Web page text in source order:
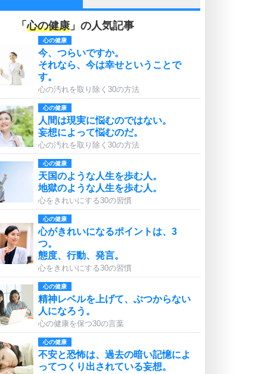
「心の健康」の人気記事
心の健康
今、つらいですか。
それなら、今は幸せということで
す。
心の汚れを取り除く30の方法
心の健康
人間は現実に悩むのではない。
妄想によって悩むのだ。
心の汚れを取り除く30の方法
心の健康
天国のような人生を歩む人。
地獄のような人生を歩む人。
心をきれいにする30の習慣
心の健康
心がきれいになるポイントは、3
つ。
態度、行動、発言。
心をきれいにする30の習慣
心の健康
精神レベルを上げて、ぶつからない
人になろう。
心の健康を保つ30の言葉
心の健康
不安と恐怖は、過去の暗い記憶によ
ってつくり出されている妄想。